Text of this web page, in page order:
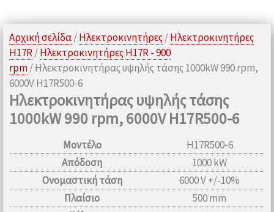
Αρχική σελίδα/Ηλεκτροκινητήρες/Ηλεκτροκινητήρες
H17R/Ηλεκτροκινητήρες H17R - 900
rpm/ Ηλεκτροκινητήρας υψηλής τάσης 1000kW 990 rpm,
6000V H17R500-6
Ηλεκτροκινητήρας υψηλής τάσης
1000kW 990 rpm, 6000V H17R500-6
Μοντέλο
H17R500-6
Απόδοση
1000 kW
Ονομαστική τάση
6000 V +/-10%
Πλαίσιο
500 mm